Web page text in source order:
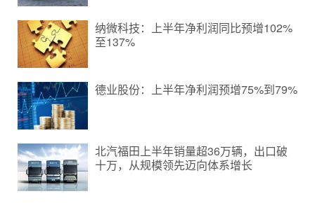
纳微科技：上半年净利润同比预增102%
至137%
德业股份：上半年净利润预增75%到79%
北汽福田上半年销量超36万辆，出口破
十万，从规模领先迈向体系增长